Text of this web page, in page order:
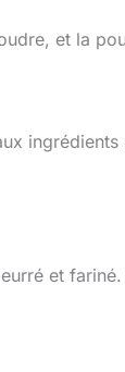
et la
et